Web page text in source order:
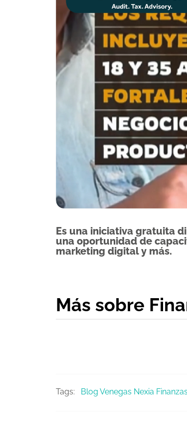
Es una iniciativa gratuita
una oportunidad de
marketing digital y más.
Más sobre
Tags: Blog Venegas Nexia Finanzas